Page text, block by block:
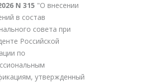
N 315 "О внесении
в состав
совета при
Российской
по
утвержденный